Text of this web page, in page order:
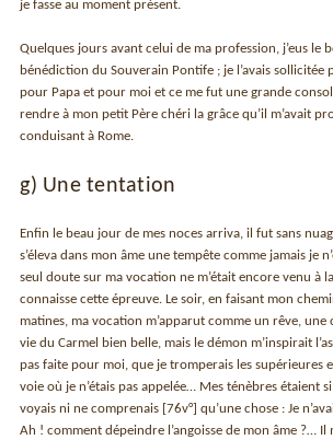
je fasse au moment présent.
Quelques jours avant celui de ma profession, j’eus le
bénédiction du Souverain Pontife ; je l’avais sollicitée
pour Papa et pour moi et ce me fut une grande
rendre à mon petit Père chéri la grâce qu’il m’avait
conduisant à Rome.
g) Une tentation
Enfin le beau jour de mes noces arriva, il fut sans
s’éleva dans mon âme une tempête comme jamais je
seul doute sur ma vocation ne m’était encore venu à
connaisse cette épreuve. Le soir, en faisant mon
matines, ma vocation m’apparut comme un rêve,
vie du Carmel bien belle, mais le démon m’inspirait
pas faite pour moi, que je tromperais les supérieures
voie où je n’étais pas appelée… Mes ténèbres étaient
voyais ni ne comprenais [76v°] qu’une chose : Je
Ah ! comment dépeindre l’angoisse de mon âme ?… Il